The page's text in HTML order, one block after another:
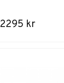
2295 kr